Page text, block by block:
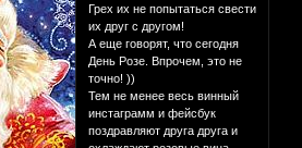
Грех их не попытаться свести
их друг с другом!
А еще говорят, что сегодня
День Розе. Впрочем, это не
точно! ))
Тем не менее весь винный
инстаграмм и фейсбук
поздравляют друга друга и